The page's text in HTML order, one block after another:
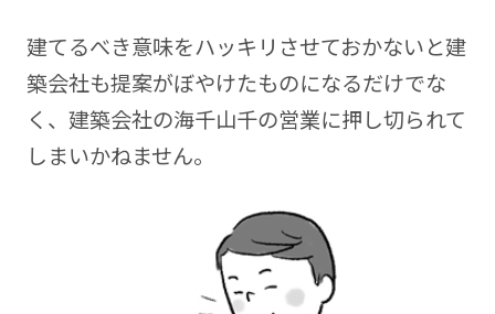
建てるべき意味をハッキリさせておかないと建
築会社も提案がぼやけたものになるだけでな
く、建築会社の海千山千の営業に押し切られて
しまいかねません。